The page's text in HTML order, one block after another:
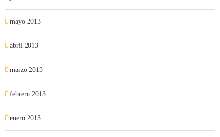
mayo 2013
abril 2013
marzo 2013
febrero 2013
enero 2013